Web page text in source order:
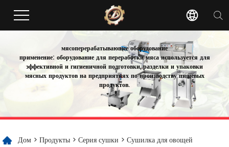
мясоперерабатывающее оборудование
применение: оборудование для переработки мяса используется для
эффективной и гигиеничной подготовки, разделки и упаковки
мясных продуктов на предприятиях по производству пищевых
продуктов.
Дом > Продукты > Серия сушки > Сушилка для овощей